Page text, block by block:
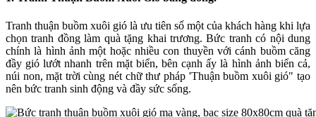
Tranh thuận buồm xuôi gió là ưu tiên số một của khách hàng khi lựa
chọn tranh đồng làm quà tặng khai trương. Bức tranh có nội dung
chính là hình ảnh một hoặc nhiều con thuyền với cánh buồm căng
đầy gió lướt nhanh trên mặt biển, bên cạnh ấy là hình ảnh biển cả,
núi non, mặt trời cùng nét chữ thư pháp 'Thuận buồm xuôi gió" tạo
nên bức tranh sinh động và đầy sức sống.